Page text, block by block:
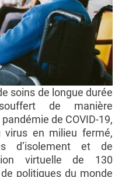
soins de longue durée
de manière
de COVID-19,
en milieu fermé,
d’isolement et de
virtuelle de 130
politiques du monde